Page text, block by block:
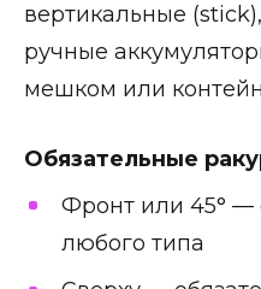
вертикальные
ручные
мешком или
Обязательные
Фронт или 45° —
любого типа